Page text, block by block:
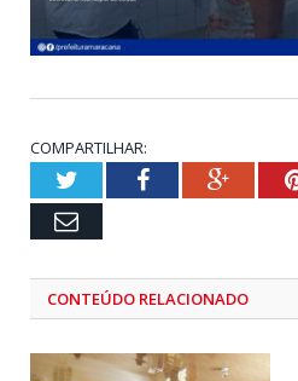
COMPARTILHAR:
TwitterFacebook
Email
CONTEÚDO RELACIONADO